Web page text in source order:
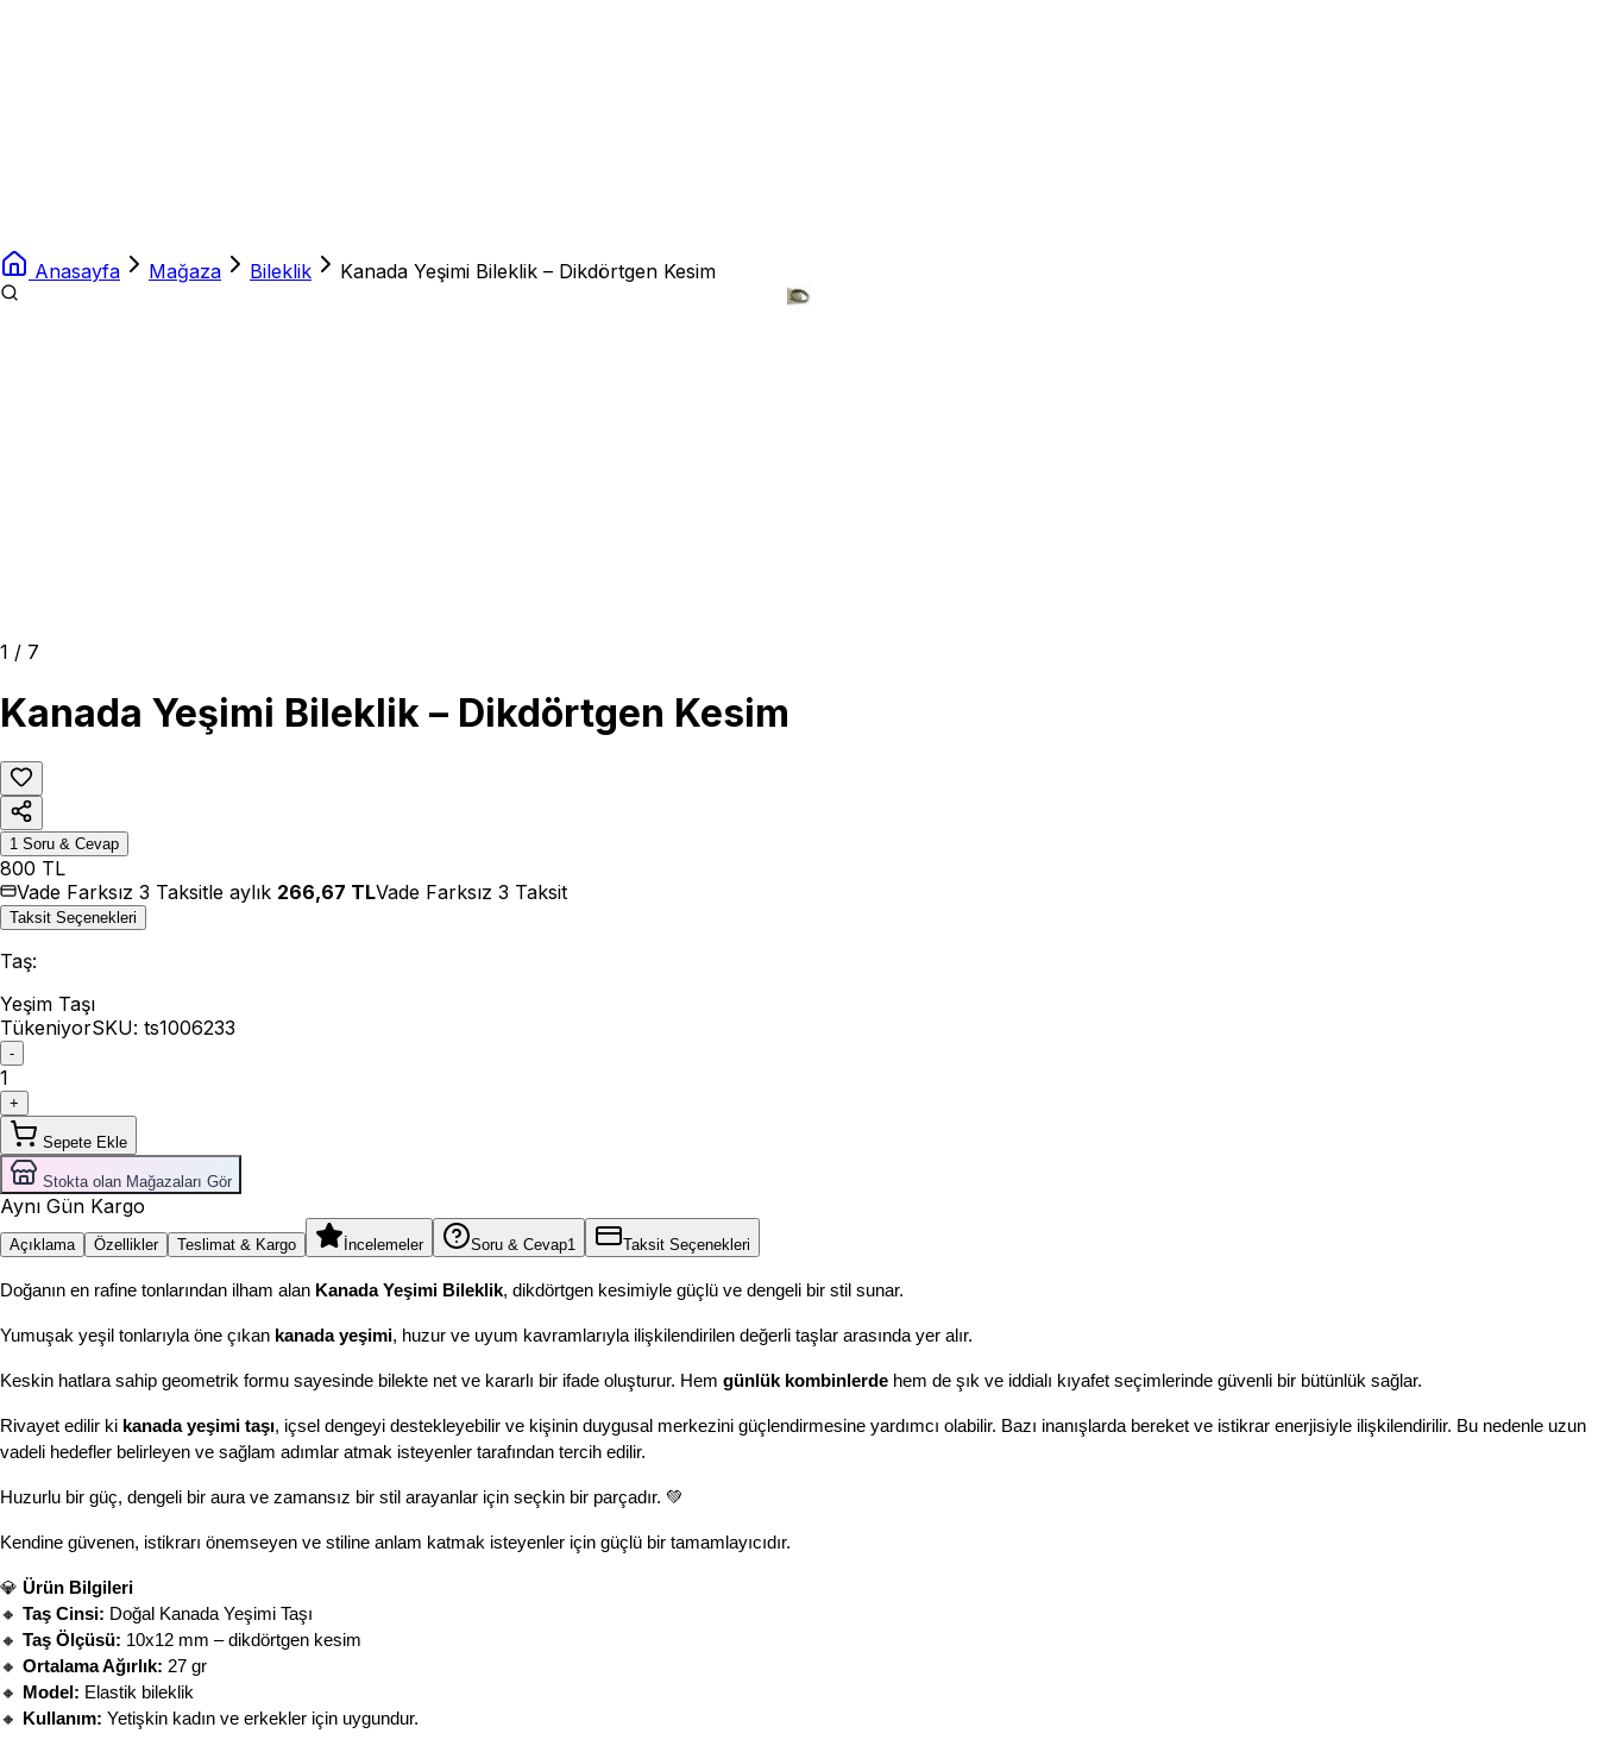
Anasayfa Mağaza Bileklik Kanada Yeşimi Bileklik – Dikdörtgen Kesim
1 / 7
Kanada Yeşimi Bileklik – Dikdörtgen Kesim
1 Soru & Cevap
800 TL
Vade Farksız 3 Taksitle aylık 266,67 TLVade Farksız 3 Taksit
Taksit Seçenekleri
Taş:
Yeşim Taşı
TükeniyorSKU: ts1006233
-
1
+
Sepete Ekle
Stokta olan Mağazaları Gör
Aynı Gün Kargo
Açıklama Özellikler Teslimat & Kargo İncelemeler Soru & Cevap1 Taksit Seçenekleri
Doğanın en rafine tonlarından ilham alan Kanada Yeşimi Bileklik, dikdörtgen kesimiyle güçlü ve dengeli bir stil sunar.
Yumuşak yeşil tonlarıyla öne çıkan kanada yeşimi, huzur ve uyum kavramlarıyla ilişkilendirilen değerli taşlar arasında yer alır.
Keskin hatlara sahip geometrik formu sayesinde bilekte net ve kararlı bir ifade oluşturur. Hem günlük kombinlerde hem de şık ve iddialı kıyafet seçimlerinde güvenli bir bütünlük sağlar.
Rivayet edilir ki kanada yeşimi taşı, içsel dengeyi destekleyebilir ve kişinin duygusal merkezini güçlendirmesine yardımcı olabilir. Bazı inanışlarda bereket ve istikrar enerjisiyle ilişkilendirilir. Bu nedenle uzun
vadeli hedefler belirleyen ve sağlam adımlar atmak isteyenler tarafından tercih edilir.
Huzurlu bir güç, dengeli bir aura ve zamansız bir stil arayanlar için seçkin bir parçadır. 💚
Kendine güvenen, istikrarı önemseyen ve stiline anlam katmak isteyenler için güçlü bir tamamlayıcıdır.
💎 Ürün Bilgileri
🔸 Taş Cinsi: Doğal Kanada Yeşimi Taşı
🔸 Taş Ölçüsü: 10x12 mm – dikdörtgen kesim
🔸 Ortalama Ağırlık: 27 gr
🔸
Model: Elastik bileklik
🔸
Kullanım: Yetişkin kadın ve erkekler için uygundur.